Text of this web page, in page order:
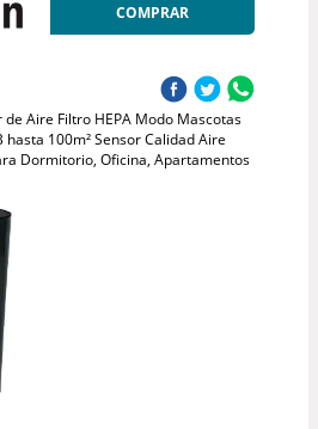
COMPRAR
Aire Filtro HEPA Modo Mascotas
100m² Sensor Calidad Aire
Dormitorio, Oficina, Apartamentos